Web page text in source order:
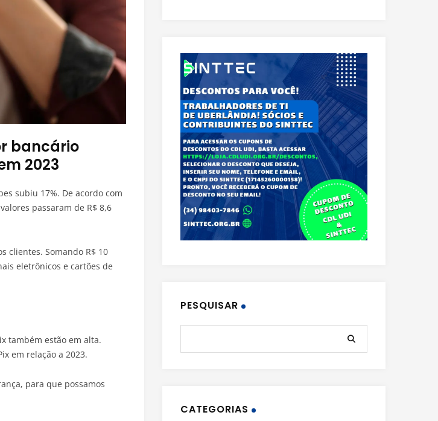
bancário
2023
subiu 17%. De acordo com
passaram de R$ 8,6
clientes. Somando R$ 10
eletrônicos e cartões de
também estão em alta.
em relação a 2023.
para que possamos
PESQUISAR
CATEGORIAS